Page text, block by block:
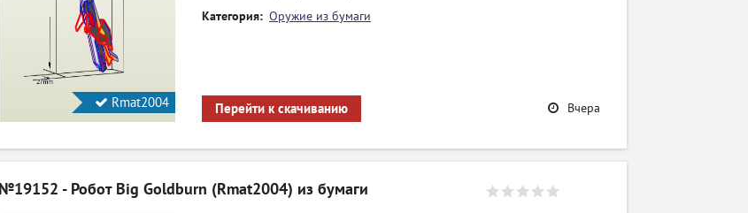
Rmat2004
Категория: Оружие из бумаги
Перейти к скачиванию Вчера
№19152 - Робот Big Goldburn (Rmat2004) из бумаги